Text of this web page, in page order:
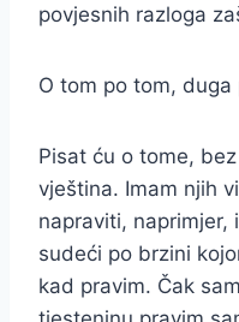
povjesnih razloga
O tom po tom, duga
Pisat ću o tome,
vještina. Imam njih
napraviti, naprimjer,
sudeći po brzini
kad pravim. Čak